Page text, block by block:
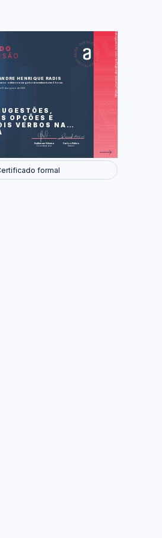
HENRIQUE RADIS
online com carga horária estimada em 2 horas.
13 de agosto de 2019
OPÇÕES E
VERBOS NA
Guilherme Silveira
Coordenador
Carlos Felício
Diretor
LAS
A holiday (Um feriado)
Cheers! (Saúde!)
(Bill Gates: Visões do futuro [2])
formal